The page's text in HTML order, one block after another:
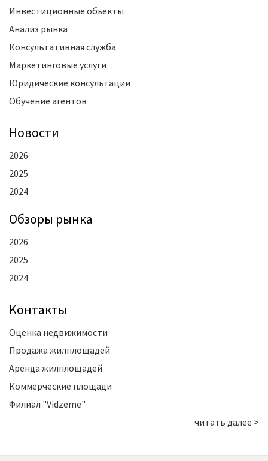
Инвестиционные объекты
Анализ рынка
Консультативная служба
Маркетинговые услуги
Юридические консультации
Обучение агентов
Новости
2026
2025
2024
Oбзоры рынка
2026
2025
2024
Kонтакты
Оценка недвижимости
Продажа жилплощадей
Аренда жилплощадей
Коммерческие площади
Филиал "Vidzeme"
читать далее >